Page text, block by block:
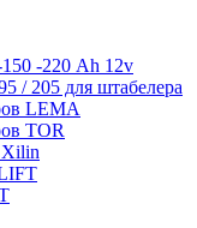
-220 Ah 12v
/ 205 для штабелера
LEMA
TOR
Xilin